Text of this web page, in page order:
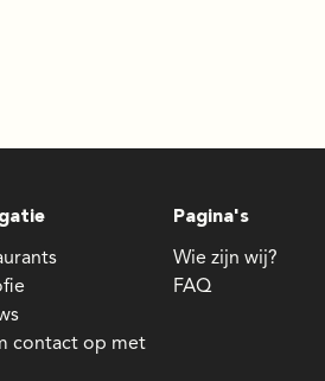
contact op met
Pagina's
Wie zijn wij?
FAQ